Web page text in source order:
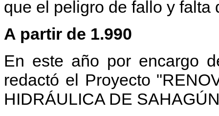
que el peligro de fallo y falta
A partir de 1.990
En este año por encargo
redactó el Proyecto
HIDRÁULICA DE